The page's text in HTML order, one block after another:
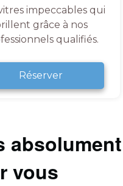
impeccables qui
grâce à nos
qualifiés.
Réserver
absolument
vous